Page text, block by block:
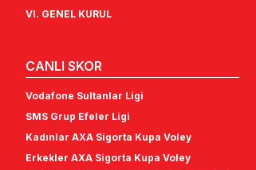
VI. GENEL KURUL
CANLI SKOR
Vodafone Sultanlar Ligi
SMS Grup Efeler Ligi
Kadınlar AXA Sigorta Kupa Voley
Erkekler AXA Sigorta Kupa Voley